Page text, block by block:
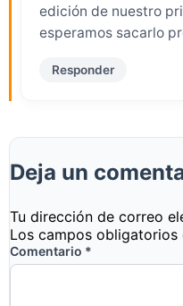
edición de nuestro
esperamos sacarlo
Responder
Deja un
Tu dirección de correo
Los campos obligatorios
Comentario *